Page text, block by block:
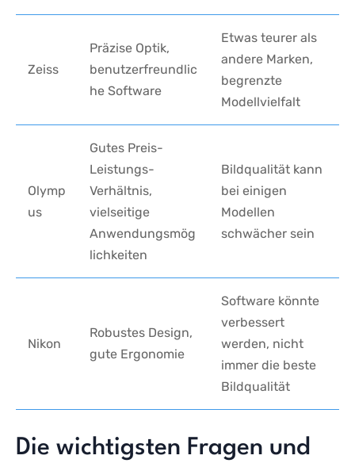
Zeiss
Präzise ​Optik,
benutzerfreundlic
he‍ Software
Etwas teurer als⁣
andere Marken,⁣
begrenzte
Modellvielfalt
Olymp
us
Gutes‌ Preis-
Leistungs-
Verhältnis,
vielseitige
Anwendungsmög
lichkeiten
Bildqualität ⁣kann
bei ⁣einigen
Modellen⁤
schwächer ‍sein
Nikon
Robustes Design,
gute Ergonomie
Software könnte
verbessert
werden, nicht
immer‌ die ⁢beste
Bildqualität
Die⁢ wichtigsten ⁤Fragen und